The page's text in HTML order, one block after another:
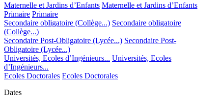
Maternelle et Jardins d’Enfants Maternelle et Jardins d’Enfants
Primaire Primaire
Secondaire obligatoire (Collège...) Secondaire obligatoire
(Collège...)
Secondaire Post-Obligatoire (Lycée...) Secondaire Post-
Obligatoire (Lycée...)
Universités, Ecoles d’Ingénieurs... Universités, Ecoles
d’Ingénieurs...
Ecoles Doctorales Ecoles Doctorales
Dates